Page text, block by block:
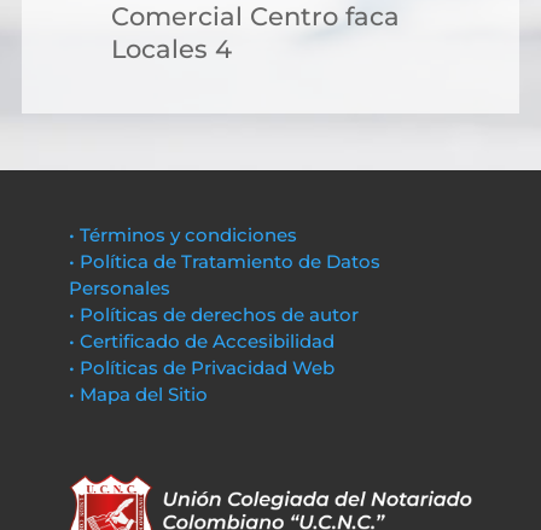
Comercial Centro faca
Locales 4
• Términos y condiciones
• Política de Tratamiento de Datos
Personales
• Políticas de derechos de autor
• Certificado de Accesibilidad
• Políticas de Privacidad Web
• Mapa del Sitio